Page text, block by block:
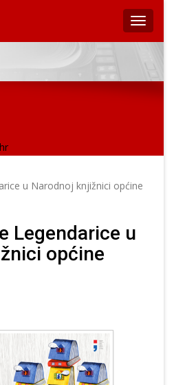
u Narodnoj knjižnici općine
Legendarice u
općine